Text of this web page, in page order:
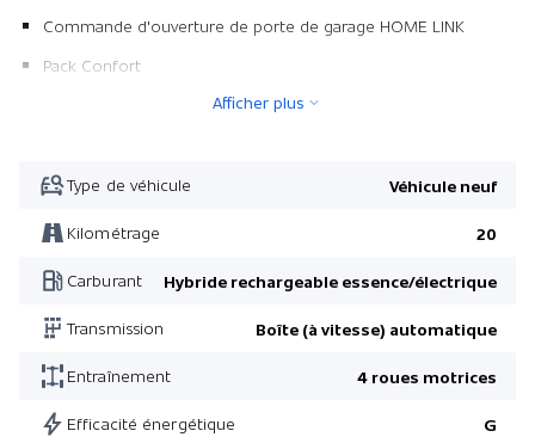
Commande d'ouverture de porte de garage HOME LINK
Pack Confort
Phares anti-brouillard avant
Peinture métallisée
Prise 230 V
Hayon électrique avec fonction mains-libres
Equipement de 1ère urgence
Pavillon couleur carrosserie
Afficher plus
Type de véhicule Véhicule neuf
Kilométrage 20
Carburant Hybride rechargeable essence/électrique
Transmission Boîte (à vitesse) automatique
Entraînement 4 roues motrices
Efficacité énergétique G